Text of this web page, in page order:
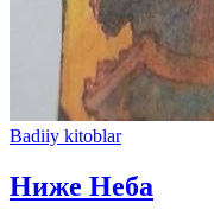
Badiiy kitoblar
Ниже Неба